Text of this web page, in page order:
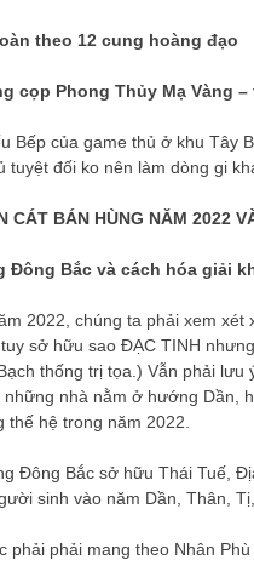
theo 12 cung hoàng đạo
cọp Phong Thủy Mạ Vàng
Bếp của game thủ ở khu Tây
tuyệt đối ko nên làm dòng gi
CÁT BÁN HÙNG NĂM 2022
Đông Bắc và cách hóa giải
2022, chúng ta phải xem
sở hữu sao ĐẠC TINH
thống trị tọa.) Vẫn phải
nhà nằm ở hướng Dần,
thế hệ trong năm 2022.
Đông Bắc sở hữu Thái Tuế,
sinh vào năm Dần, Thân,
phải phải mang theo Nhân